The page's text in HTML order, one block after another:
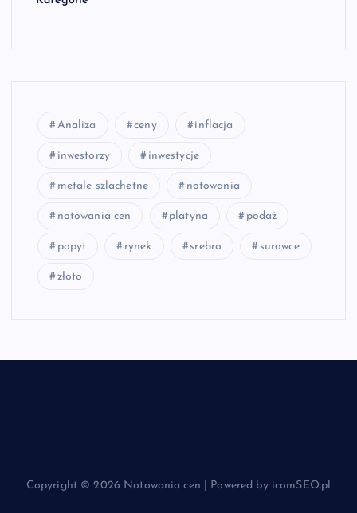
Analiza ceny inflacja
inwestorzy inwestycje
metale szlachetne notowania
notowania cen platyna podaż
popyt rynek srebro surowce
złoto
Copyright © 2026 Notowania cen | Powered by icomSEO.pl